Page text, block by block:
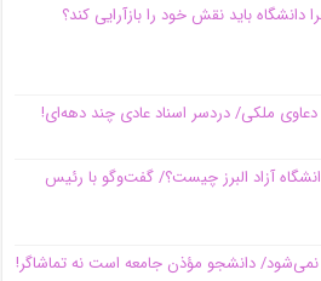
دانشگاه باید نقش خود را بازآرایی کند؟
ملکی/ دردسر اسناد عادی چند‌ دهه‌ای!
آزاد البرز چیست؟/ گفت‌وگو با رئیس
دانشجو مؤذن جامعه است نه تماشاگر!